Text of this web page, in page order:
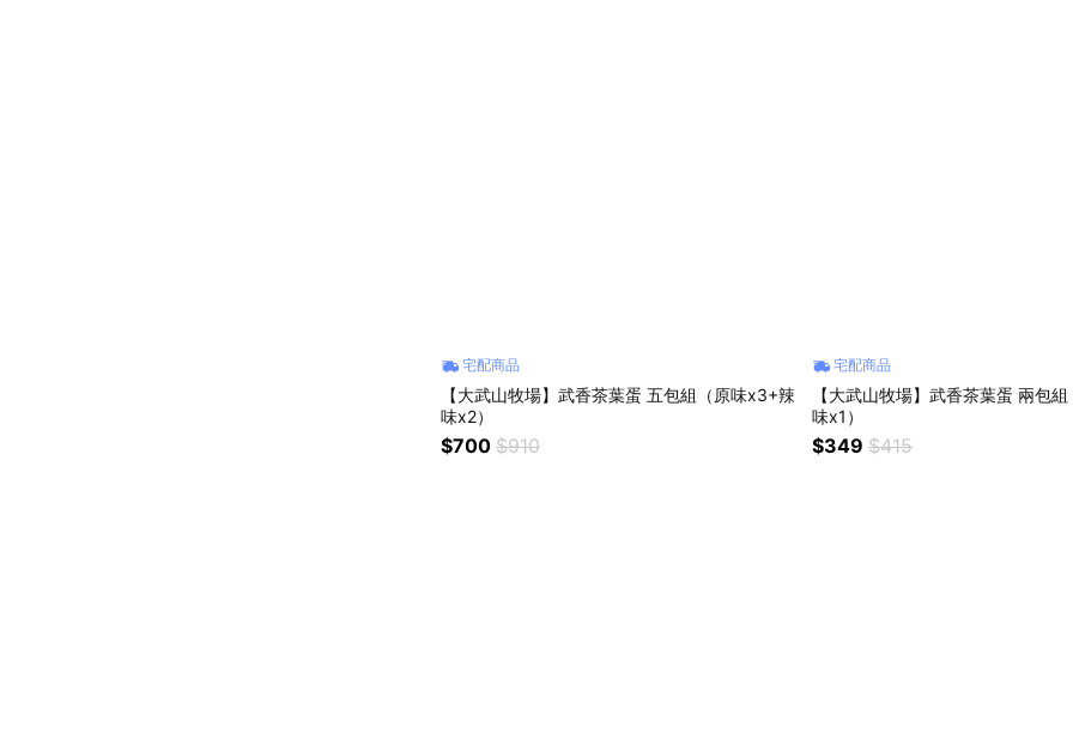
宅配商品
【大武山牧場】武香茶葉蛋 五包組（原味x3+辣
味x2）
$700 $910
宅配商品
【大武山牧場】武香茶葉蛋 兩包
味x1）
$349 $415